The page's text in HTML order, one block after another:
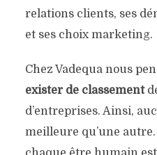
relations clients, ses
et ses choix marketing.
Chez Vadequa nous
exister de classement
d’entreprises. Ainsi,
meilleure qu’une